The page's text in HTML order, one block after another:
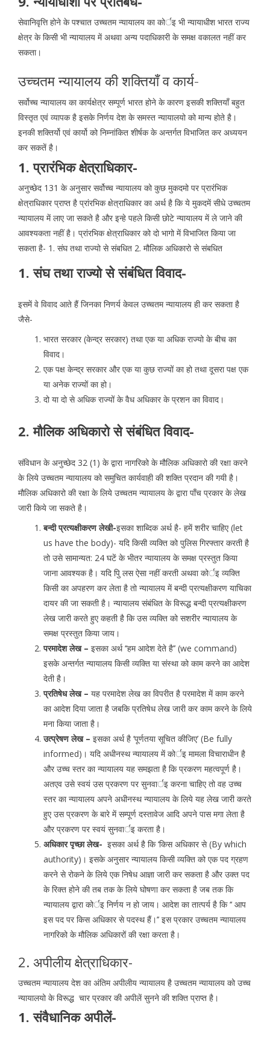
सेवानिवृत्ति होने के पश्चात उच्चतम न्यायालय का कोर्इ भी न्यायाधीश भारत राज्य
क्षेत्र के किसी भी न्यायालय में अथवा अन्य पदाधिकारी के समक्ष वकालत नहीं कर
सकता।
उच्चतम न्यायालय की शक्तियाँ व कार्य-
सर्वोच्च न्यायालय का कार्यक्षेत्र सम्पूर्ण भारत होने के कारण इसकी शक्तियाँ बहुत
विस्तृत एवं व्यापक है इसके निर्णय देश के समस्त न्यायालयो को मान्य होते है।
इनकी शक्तिर्यो एवं कार्यो को निम्नांकित शीर्षक के अन्तर्गत विभाजित कर अध्ययन
कर सकतें है।
1. प्रारंभिक क्षेत्राधिकार-
अनुच्छेद 131 के अनुसार सर्वोच्च न्यायालय को कुछ मुकदमो पर प्रारंभिक
क्षेत्राधिकार प्राप्त है प्रांरभिक क्षेत्राधिकार का अर्थ है कि ये मुकदमें सीधे उच्चतम
न्यायालय में लाए जा सकते है और इन्हे पहले किसी छोटे न्यायालय में ले जाने की
आवश्यकता नहीं है। प्रांरभिक क्षेत्राधिकार को दो भागो में विभाजित किया जा
सकता है- 1. संघ तथा राज्यो से संबधित 2. मौलिक अधिकारो से संबधित
1. संघ तथा राज्यो से संबंधित विवाद-
इसमें वे विवाद आते हैं जिनका निणर्य केवल उच्चतम न्यायालय ही कर सकता है
जैसे-
भारत सरकार (केन्द्र सरकार) तथा एक या अधिक राज्यो के बीच का
विवाद।
एक पक्ष केन्द्र सरकार और एक या कुछ राज्यों का हो तथा दूसरा पक्ष एक
या अनेक राज्यों का हो।
दो या दो से अधिक राज्यों के वैध अधिकार के प्रशन का विवाद।
2. मौलिक अधिकारो से संबंधित विवाद-
संविधान के अनुच्छेद 32 (1) के द्वारा नागरिको के मौलिक अधिकारो की रक्षा करने
के लिये उच्चतम न्यायालय को समुचित कार्यवाही की शक्ति प्रदान की गयी है।
मौलिक अधिकारो की रक्षा के लिये उच्चतम न्यायालय के द्वारा पाँच प्रकार के लेख
जारी किये जा सकते है।
बन्दी प्रत्यक्षीकरण लेखी-इसका शाब्दिक अर्थ है- हमें शरीर चाहिए (let
us have the body)- यदि किसी व्यक्ति को पुलिस गिरफ्तार करती है
तो उसे सामान्यत: 24 घटें के भीतर न्यायालय के समक्ष प्रस्तुत किया
जाना आवश्यक है। यदि पुि लस ऐसा नहीं करती अथवा कोर्इ व्यक्ति
किसी का अपहरण कर लेता है तो न्यायालय में बन्दी प्रत्यक्षीकरण याचिका
दायर की जा सकती है। न्यायालय संबंधित के विरूद्ध बन्दी प्रत्यक्षीकरण
लेख जारी करते हुए कहती है कि उस व्यक्ति को सशरीर न्यायालय के
समक्ष प्रस्तुत किया जाय।
परमादेश लेख – इसका अर्थ ‘‘हम आदेश देते है’’ (we command)
इसके अन्तर्गत न्यायालय किसी व्यक्ति या संस्था को काम करने का आदेश
देती है।
प्रतिषेध लेख – यह परमादेश लेख का विपरीत है परमादेश में काम करने
का आदेश दिया जाता है जबकि प्रतिषेध लेख जारी कर काम करने के लिये
मना किया जाता है।
उत्प्रेषण लेख – इसका अर्थ है ‘पूर्णतया सूचित कीजिए’ (Be fully
informed)। यदि अधीनस्थ न्यायालय में कोर्इ मामला विचाराधीन है
और उच्च स्तर का न्यायालय यह समझता है कि प्रकरण महत्वपूर्ण है।
अतएव उसे स्वयं उस प्रकरण पर सुनवार्इ करना चाहिए तो वह उच्च
स्तर का न्यायालय अपने अधीनस्थ न्यायालय के लिये यह लेख जारी करते
हुए उस प्रकरण के बारे में सम्पूर्ण दस्तावेज आदि अपने पास मगा लेता है
और प्रकरण पर स्वयं सुनवार्इ करता है।
अधिकार पृच्छा लेख- इसका अर्थ है कि ‘किस अधिकार से (By which
authority)। इसके अनुसार न्यायालय किसी व्यक्ति को एक पद ग्रहण
करने से रोकने के लिये एक निषेध आज्ञा जारी कर सकता है और उक्त पद
के रिक्त होने की तब तक के लिये घोषणा कर सकता है जब तक कि
न्यायालय द्वारा कोर्इ निर्णय न हो जाय। आदेश का तात्पर्य है कि ‘‘ आप
इस पद पर किस अधिकार से पदस्थ हैं।’’ इस प्रकार उच्चतम न्यायालय
नागरिको के मौलिक अधिकारों की रक्षा करता है।
2. अपीलीय क्षेत्राधिकार-
उच्चतम न्यायालय देश का अंतिम अपीलीय न्यायालय है उच्चतम न्यायालय को उच्च
न्यायालयो के विरूद्ध चार प्रकार की अपीलें सुनने की शक्ति प्राप्त है।
1. संवैधानिक अपीलें-